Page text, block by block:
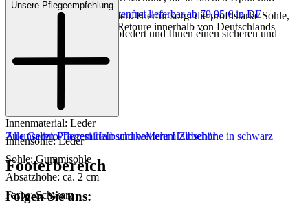
Komfort überzeugen können. Hierfür sorgt die profilstarke Sohle,
die jeden Schritt perfekt abfedert und Ihnen einen sicheren und
Material: Leder
Innenmaterial: Leder
Innensohle: Leder
Sohle: Gummisohle
Absatzhöhe: ca. 2 cm
Farbe: Schwarz
Keine Versandkosten:
kostenfrei lieferbar ab 79,95 € in DE
Einfache und Kostenlose Retoure innerhalb von Deutschlands
Unsere Pflegeempfehlung
Zu unseren Pflegemitteln und weiterem Zubehör
Alle Galizio Torresi HalbschuheMehr Halbschuhe in schwarz
Footerbereich
Folgen Sie uns: